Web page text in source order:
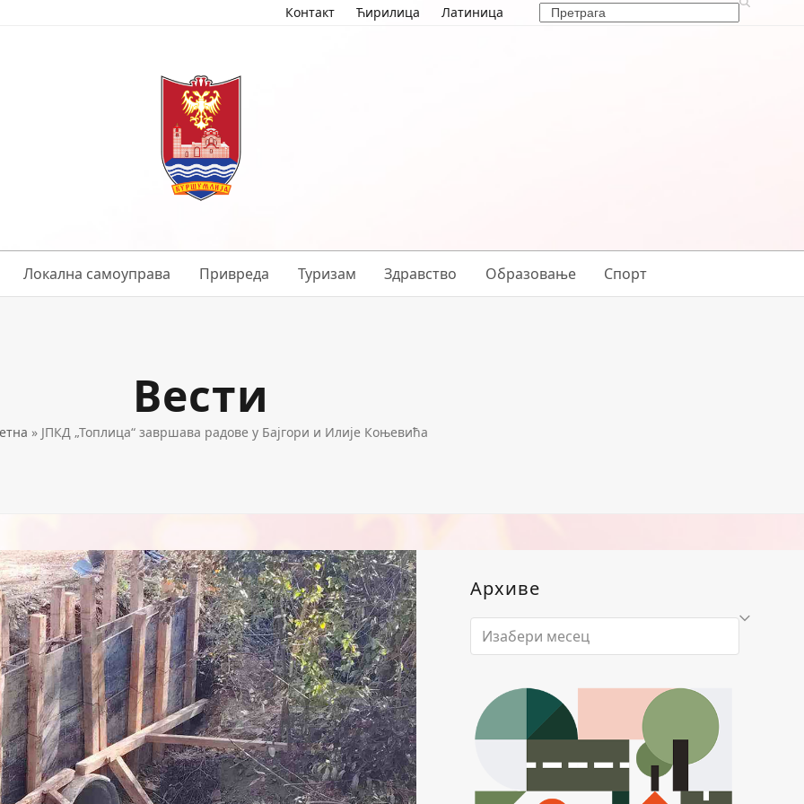
Контакт Ћирилица Латиница Search
Локална самоуправа Привреда Туризам Здравство Образовање Спорт
Вести
» ЈПКД „Топлица“ завршава радове у Бајгори и Илије Коњевића
Архиве
Архиве